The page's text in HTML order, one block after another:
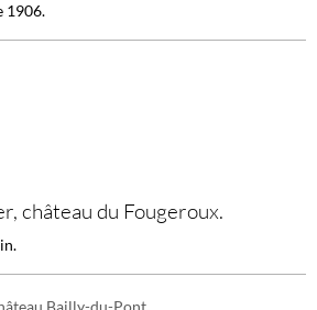
1906.
château du Fougeroux.